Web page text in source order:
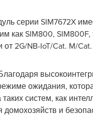
серии SIM7672X
как SIM800,
2G/NB-IoT/Cat. M/Cat.
ожидания,
систем, как
и